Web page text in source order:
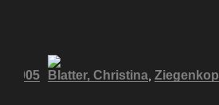
2005 Blatter, Christina,